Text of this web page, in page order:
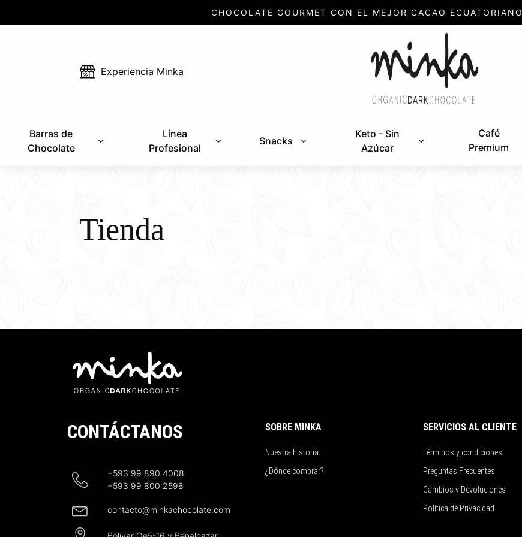
CHOCOLATE GOURMET CON EL MEJOR CACAO ECUATORIANO
Experiencia Minka
Barras de
Chocolate
Línea
Profesional
Snacks
Keto - Sin
Azúcar
Café
Premium
Tienda
CONTÁCTANOS
+593 99 890 4008
+593 99 800 2598
contacto@minkachocolate.com
SOBRE MINKA
Nuestra historia
¿Dónde comprar?
SERVICIOS AL CLIENTE
Términos y condiciones
Preguntas Frecuentes
Cambios y Devoluciones
Política de Privacidad